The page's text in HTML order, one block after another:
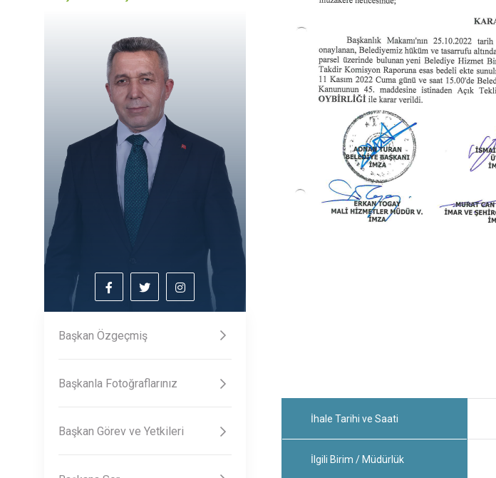
Başkan Özgeçmiş
Başkanla Fotoğraflarınız
Başkan Görev ve Yetkileri
İhale Tarihi ve Saati
İlgili Birim / Müdürlük